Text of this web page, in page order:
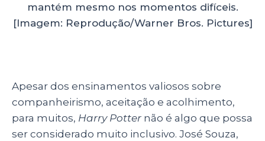
mantém mesmo nos momentos difíceis.
[Imagem: Reprodução/Warner Bros. Pictures]
Apesar dos ensinamentos valiosos sobre
companheirismo, aceitação e acolhimento,
para muitos, Harry Potter não é algo que possa
ser considerado muito inclusivo. José Souza,